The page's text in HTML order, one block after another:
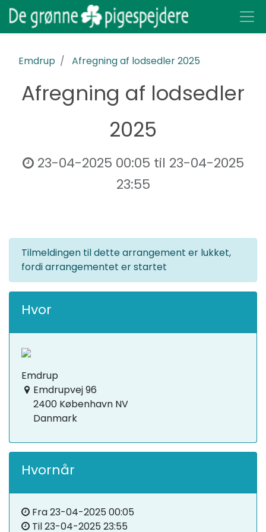
Emdrup Afregning af lodsedler 2025
Afregning af lodsedler
2025
23-04-2025 00:05 til 23-04-2025
23:55
Tilmeldingen til dette arrangement er lukket,
fordi arrangementet er startet
Hvor
Emdrup
Emdrupvej 96
2400 København NV
Danmark
Hvornår
Fra23-04-2025 00:05
Til23-04-2025 23:55